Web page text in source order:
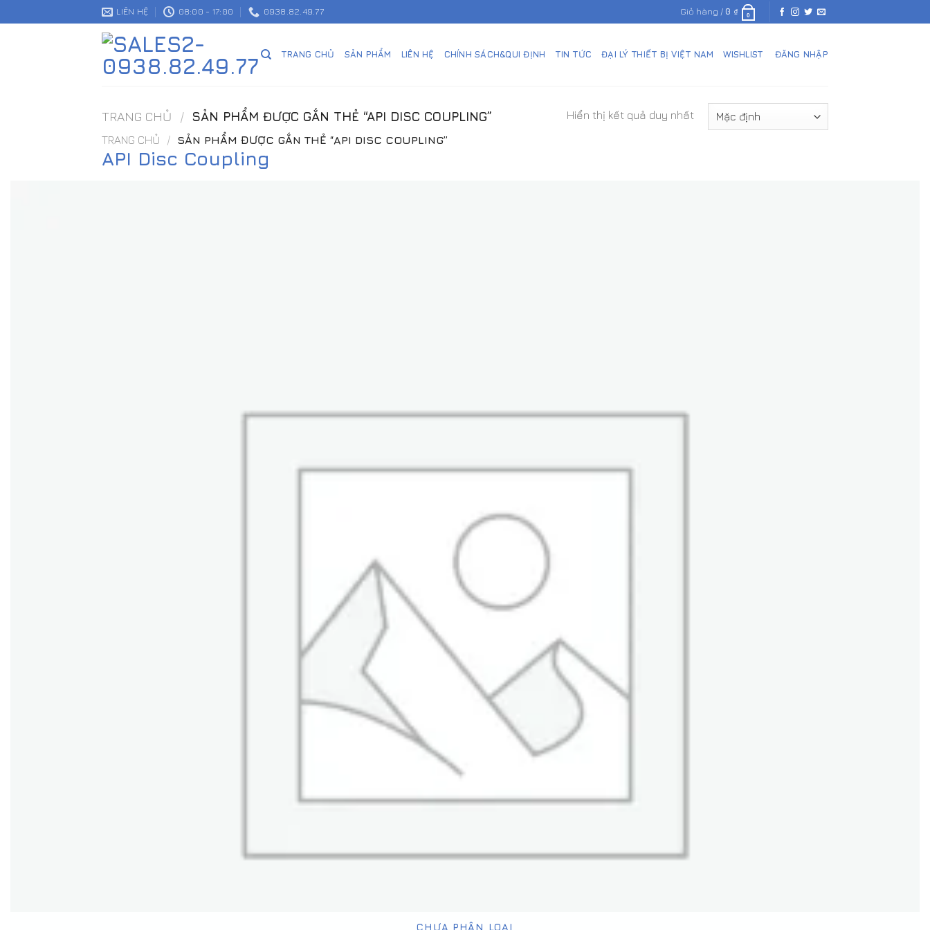
to
LIÊN HỆ 08:00 - 17:00 0938.82.49.77 Giỏ hàng / 0 ₫ 0
TRANG CHỦ SẢN PHẨM LIÊN HỆ CHÍNH SÁCH&QUI ĐỊNH TIN TỨC ĐẠI LÝ THIẾT BỊ VIỆT NAM WISHLIST ĐĂNG NHẬP
TRANG CHỦ / SẢN PHẨM ĐƯỢC GẮN THẺ “API DISC COUPLING”
Hiển thị kết quả duy nhất
TRANG CHỦ
/ SẢN PHẨM ĐƯỢC GẮN THẺ “API DISC COUPLING”
API Disc Coupling
CHƯA PHÂN LOẠI